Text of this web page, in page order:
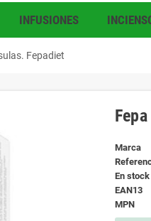
INFUSIONES
Fepadiet
Marca
En stock
EAN13
MPN